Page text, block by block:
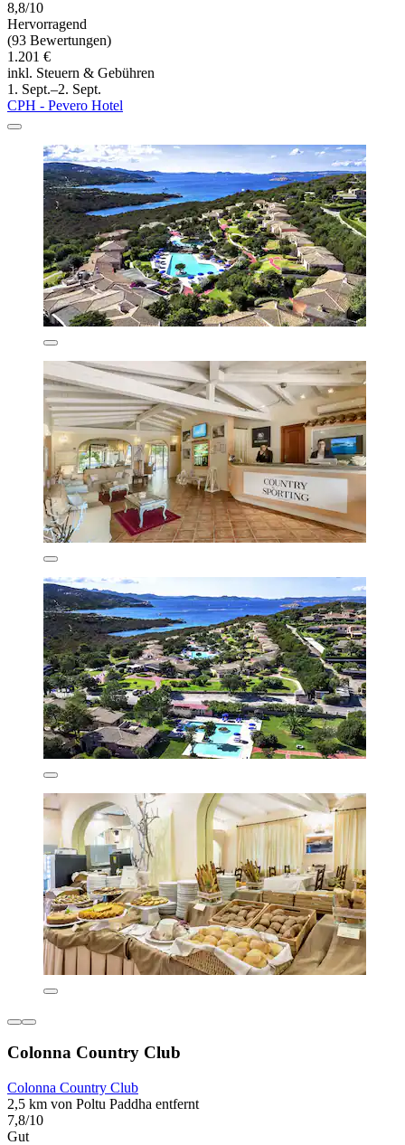
8,8/10
Hervorragend
(93 Bewertungen)
1.201 €
inkl. Steuern & Gebühren
1. Sept.–2. Sept.
CPH - Pevero Hotel
Colonna Country Club
Colonna Country Club
2,5 km von Poltu Paddha entfernt
7,8/10
Gut